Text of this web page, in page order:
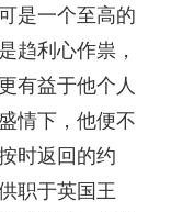
是一个至高的
趋利心作祟，
有益于他个人
情下，他便不
时返回的约
职于英国王